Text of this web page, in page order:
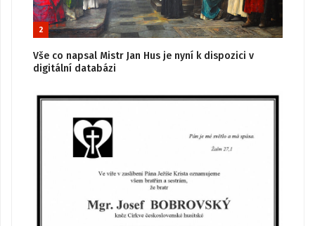
2
Vše co napsal Mistr Jan Hus je nyní k dispozici v
digitální databázi